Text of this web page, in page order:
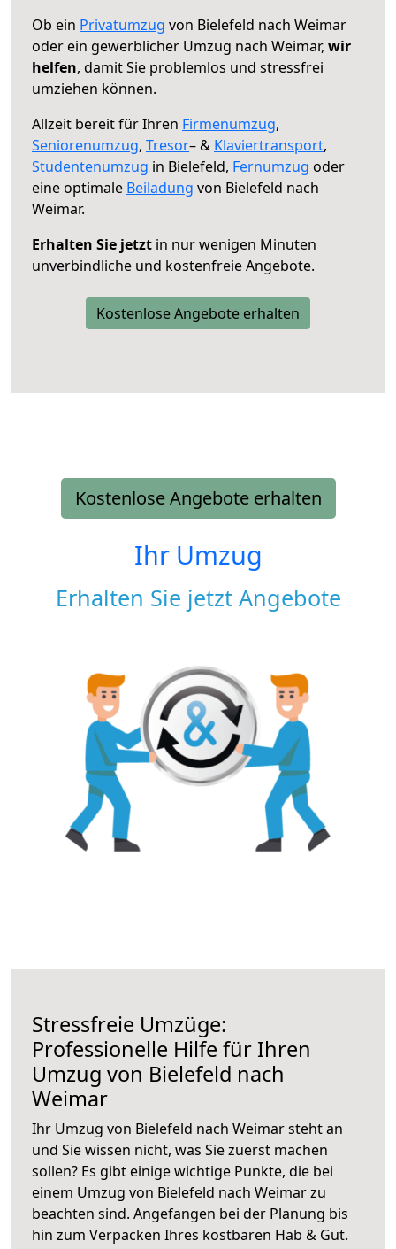
Ob ein Privatumzug von Bielefeld nach Weimar
oder ein gewerblicher Umzug nach Weimar, wir
helfen, damit Sie problemlos und stressfrei
umziehen können.
Allzeit bereit für Ihren Firmenumzug,
Seniorenumzug, Tresor– & Klaviertransport,
Studentenumzug in Bielefeld, Fernumzug oder
eine optimale Beiladung von Bielefeld nach
Weimar.
Erhalten Sie jetzt in nur wenigen Minuten
unverbindliche und kostenfreie Angebote.
Kostenlose Angebote erhalten
Kostenlose Angebote erhalten
Ihr Umzug
Erhalten Sie jetzt Angebote
Stressfreie Umzüge:
Professionelle Hilfe für Ihren
Umzug von Bielefeld nach
Weimar
Ihr Umzug von Bielefeld nach Weimar steht an
und Sie wissen nicht, was Sie zuerst machen
sollen? Es gibt einige wichtige Punkte, die bei
einem Umzug von Bielefeld nach Weimar zu
beachten sind. Angefangen bei der Planung bis
hin zum Verpacken Ihres kostbaren Hab & Gut.